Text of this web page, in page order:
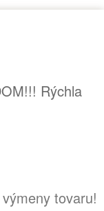
Rýchla
tovaru!